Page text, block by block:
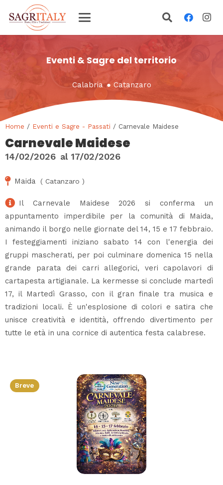
Eventi & Sagre del territorio
Calabria ● Catanzaro
Home / Eventi e Sagre - Passati / Carnevale Maidese
Carnevale Maidese
14/02/2026 al 17/02/2026
Maida ( Catanzaro )
Il Carnevale Maidese 2026 si conferma un
appuntamento imperdibile per la comunità di Maida,
animando il borgo nelle giornate del 14, 15 e 17 febbraio.
I festeggiamenti iniziano sabato 14 con l'energia dei
gruppi mascherati, per poi culminare domenica 15 nella
grande parata dei carri allegorici, veri capolavori di
cartapesta artigianale. La kermesse si conclude martedì
17, il Martedì Grasso, con il gran finale tra musica e
tradizioni locali. È un'esplosione di colori e satira che
unisce creatività e identità, offrendo divertimento per
tutte le età in una cornice di autentica festa calabrese.
Breve